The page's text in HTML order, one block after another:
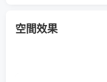
空間效果